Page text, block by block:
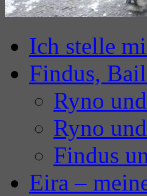
Ich stelle
Findus,
Ryno
Ryno
Findus
Eira –